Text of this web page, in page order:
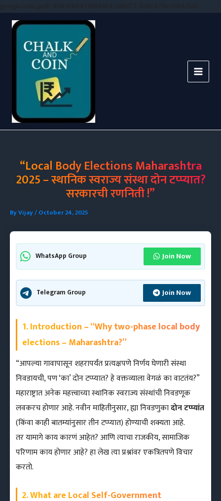
“Local Body Elections Maharashtra
2025 – स्थानिक स्वराज्य संस्था दोन टप्प्यात?
सरकारची रणनिती !”
ByVijay/October 24, 2025
WhatsApp Group Join Now
Telegram Group Join Now
1. Introduction – “Why two-phase local body
elections – Maharashtra?”
“आपल्या गावापासून शहरापर्यंत प्रत्यक्षपणे निर्णय घेणारी संस्था
निवडायची, पण ‘का’ दोन टप्प्यात? हे वक्तव्‍याला वेगळं का वाटतंय?”
महाराष्ट्रात अनेक महत्त्वाच्या स्थानिक स्वराज्य संस्थांची निवडणूक
लवकरच होणार आहे. नवीन माहितीनुसार, ह्या निवडणुकादोन टप्प्यांत
(किंवा काही बातम्यांनुसार तीन टप्प्यात) होण्याची शक्यता आहे.
तर यामागे काय कारणं आहेत? आणि त्याचा राजकीय, सामाजिक
परिणाम काय होणार आहे? हा लेख त्या प्रश्नांवर एकत्रितपणे विचार
करतो.
2. What are Local Self-Government